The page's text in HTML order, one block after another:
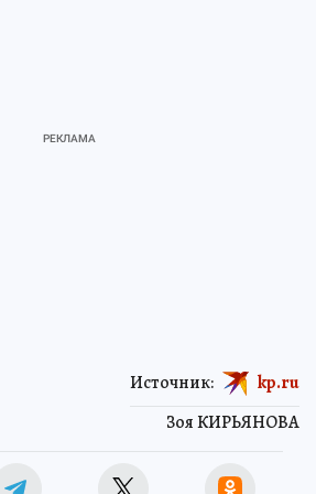
Зоя КИРЬЯНОВА
Источник: kp.ru